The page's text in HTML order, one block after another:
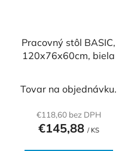
Pracovný stôl BASIC,
120x76x60cm, biela
Tovar na objednávku.
€118,60 bez DPH
€145,88 / KS